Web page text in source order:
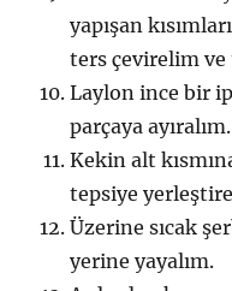
yapışan
ters çevirelim ve
Laylon ince bir
parçaya ayıralım.
Kekin alt
tepsiye
Üzerine sıcak
yerine yayalım.